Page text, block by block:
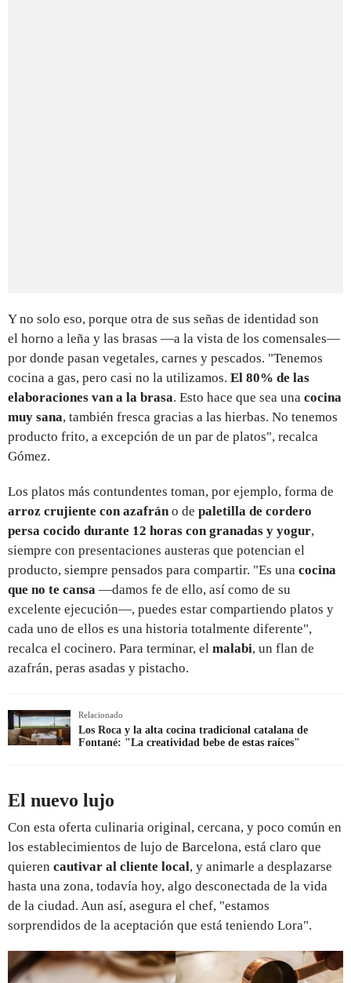
Y no solo eso, porque otra de sus señas de identidad son
el horno a leña y las brasas —a la vista de los comensales—
por donde pasan vegetales, carnes y pescados. "Tenemos
cocina a gas, pero casi no la utilizamos. El 80% de las
elaboraciones van a la brasa. Esto hace que sea una cocina
muy sana, también fresca gracias a las hierbas. No tenemos
producto frito, a excepción de un par de platos", recalca
Gómez.
Los platos más contundentes toman, por ejemplo, forma de
arroz crujiente con azafráno de paletilla de cordero
persa cocido durante 12 horas con granadas y yogur,
siempre con presentaciones austeras que potencian el
producto, siempre pensados para compartir. "Es una cocina
que no te cansa —damos fe de ello, así como de su
excelente ejecución—, puedes estar compartiendo platos y
cada uno de ellos es una historia totalmente diferente",
recalca el cocinero. Para terminar, el malabi, un flan de
azafrán, peras asadas y pistacho.
Relacionado
Los Roca y la alta cocina tradicional catalana de
Fontané: "La creatividad bebe de estas raíces"
El nuevo lujo
Con esta oferta culinaria original, cercana, y poco común en
los establecimientos de lujo de Barcelona, está claro que
quieren cautivar al cliente local, y animarle a desplazarse
hasta una zona, todavía hoy, algo desconectada de la vida
de la ciudad. Aun así, asegura el chef, "estamos
sorprendidos de la aceptación que está teniendo Lora".